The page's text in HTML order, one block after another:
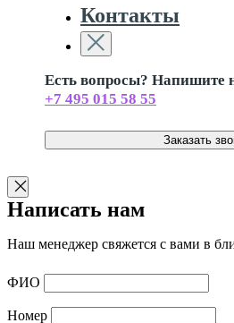
Контакты
Есть вопросы? Напишите
+7 495 015 58 55
Заказать
Написать нам
Наш менеджер свяжется с вами в
ФИО
Номер